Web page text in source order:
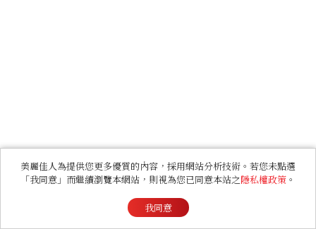
美麗佳人為提供您更多優質的內容，採用網站分析技術。若您未點選
「我同意」而繼續瀏覽本網站，則視為您已同意本站之隱私權政策 。
我同意